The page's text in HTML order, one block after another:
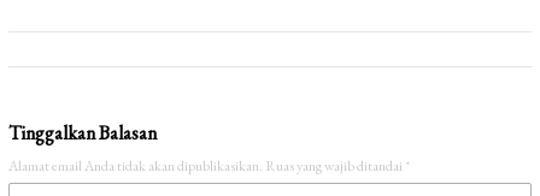
Tinggalkan Balasan
Alamat email Anda tidak akan dipublikasikan. Ruas yang wajib ditandai *